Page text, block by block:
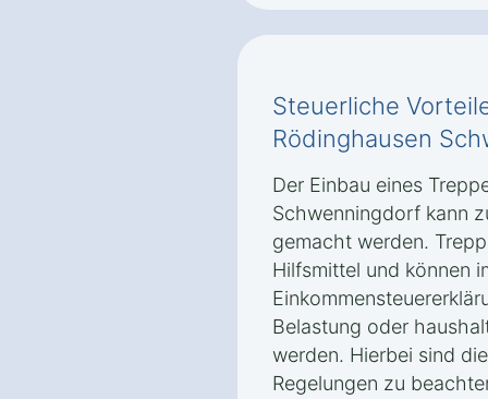
Steuerliche
Rödinghausen
Der Einbau eines
Schwenningdorf kann
gemacht werden.
Hilfsmittel und können
Belastung oder
werden. Hierbei sind
Regelungen zu